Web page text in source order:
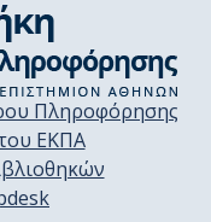
Πληροφόρησης
ΕΚΠΑ